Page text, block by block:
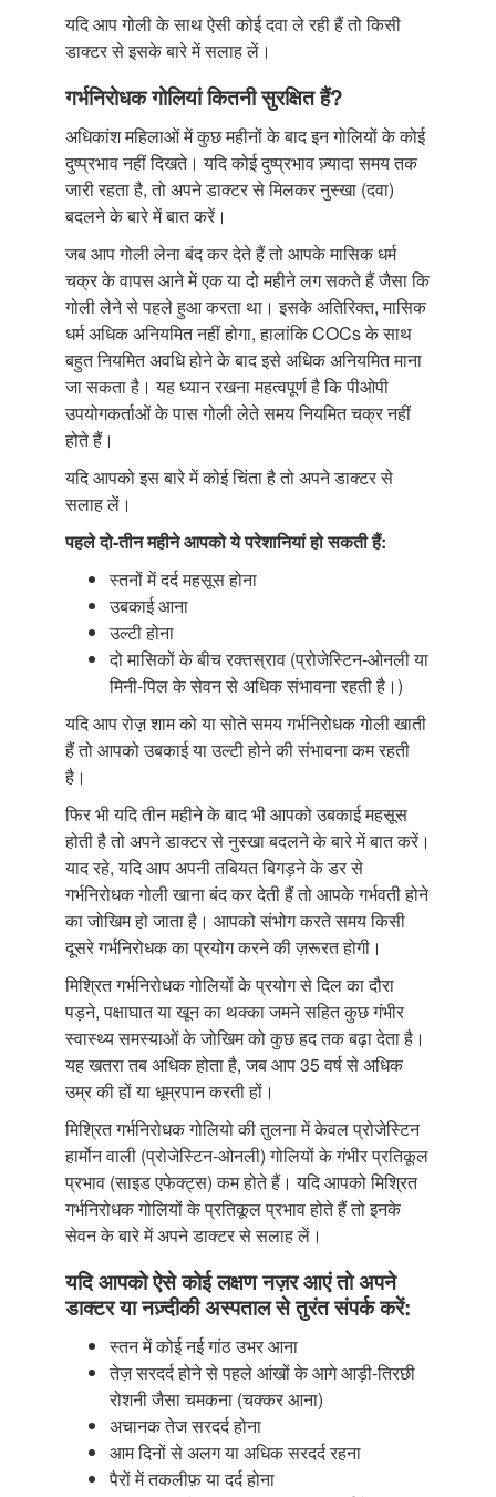
यदि आप गोली के साथ ऐसी कोई दवा ले रही हैं तो किसी
डाक्टर से इसके बारे में सलाह लें।
गर्भनिरोधक गोलियां कितनी सुरक्षित हैं?
अधिकांश महिलाओं में कुछ महीनों के बाद इन गोलियों के कोई
दुष्प्रभाव नहीं दिखते। यदि कोई दुष्प्रभाव ज़्यादा समय तक
जारी रहता है, तो अपने डाक्टर से मिलकर नुस्खा (दवा)
बदलने के बारे में बात करें।
जब आप गोली लेना बंद कर देते हैं तो आपके मासिक धर्म
चक्र के वापस आने में एक या दो महीने लग सकते हैं जैसा कि
गोली लेने से पहले हुआ करता था। इसके अतिरिक्त, मासिक
धर्म अधिक अनियमित नहीं होगा, हालांकि COCs के साथ
बहुत नियमित अवधि होने के बाद इसे अधिक अनियमित माना
जा सकता है। यह ध्यान रखना महत्वपूर्ण है कि पीओपी
उपयोगकर्ताओं के पास गोली लेते समय नियमित चक्र नहीं
होते हैं।
यदि आपको इस बारे में कोई चिंता है तो अपने डाक्टर से
सलाह लें।
पहले दो-तीन महीने आपको ये परेशानियांहो सकती हैं:
स्तनों में दर्द महसूस होना
उबकाई आना
उल्टी होना
दो मासिकों के बीच रक्तस्राव (प्रोजेस्टिन-ओनली या
मिनी-पिल के सेवन से अधिक संभावना रहती है।)
यदि आप रोज़़ शाम को या सोते समय गर्भनिरोधक गोली खाती
हैं तो आपको उबकाई या उल्टी होने की संभावना कम रहती
है।
फिर भी यदि तीन महीने के बाद भी आपको उबकाई महसूस
होती है तो अपने डाक्टर से नुस्खा बदलने के बारे में बात करें।
याद रहे, यदि आप अपनी तबियत बिगड़ने के डर से
गर्भनिरोधक गोली खाना बंद कर देती हैं तो आपके गर्भवती होने
का जोखिम हो जाता है। आपको संभोग करते समय किसी
दूसरे गर्भनिरोधक का प्रयोग करने की ज़रूरत होगी।
मिश्रित गर्भनिरोधक गोलियों के प्रयोग से दिल का दौरा
पड़ने, पक्षाघात या खून का थक्का जमने सहित कुछ गंभीर
स्वास्थ्य समस्याओं के जोखिम को कुछ हद तक बढ़ा देता है।
यह खतरा तब अधिक होता है, जब आप 35 वर्ष से अधिक
उम्र की हों या धूम्रपान करती हों।
मिश्रित गर्भनिरोधक गोलियो की तुलना में केवल प्रोजेस्टिन
हार्मोन वाली (प्रोजेस्टिन-ओनली) गोलियों के गंभीर प्रतिकूल
प्रभाव (साइड एफेक्ट्स) कम होते हैं। यदि आपको मिश्रित
गर्भनिरोधक गोलियों के प्रतिकूल प्रभाव होते हैं तो इनके
सेवन के बारे में अपने डाक्टर से सलाह लें।
यदि आपको ऐसे कोई लक्षण नज़र आएं तो अपने
डाक्टर या नज़्दीकी अस्पताल से तुरंत संपर्क करें:
स्तन में कोई नई गांठ उभर आना
तेज़ सरदर्द होने से पहले आंखों के आगे आड़ी-तिरछी
रोशनी जैसा चमकना (चक्कर आना)
अचानक तेज सरदर्द होना
आम दिनों से अलग या अधिक सरदर्द रहना
पैरों में तकलीफ़ या दर्द होना